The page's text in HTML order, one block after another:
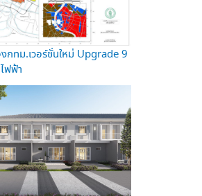
งกทม.เวอร์ชั่นใหม่ Upgrade 9
ฟฟ้า